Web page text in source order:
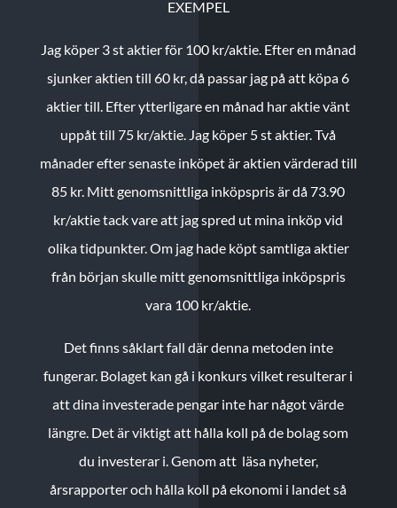
EXEMPEL
Jag köper 3 st aktier för 100 kr/aktie. Efter en månad
sjunker aktien till 60 kr, då passar jag på att köpa 6
aktier till. Efter ytterligare en månad har aktie vänt
uppåt till 75 kr/aktie. Jag köper 5 st aktier.Två
månader efter senaste inköpet är aktien värderad till
85 kr. Mitt genomsnittliga inköpspris är då 73.90
kr/aktie tack vare att jag spred ut mina inköp vid
olika tidpunkter. Om jag hade köpt samtliga aktier
från början skulle mitt genomsnittliga inköpspris
vara 100 kr/aktie.
Det finns såklart fall där denna metoden inte
fungerar. Bolaget kan gå i konkurs vilket resulterar i
att dina investerade pengar inte har något värde
längre. Det är viktigt att hålla koll på de bolag som
du investerar i. Genom att läsa nyheter,
årsrapporter och hålla koll på ekonomi i landet så